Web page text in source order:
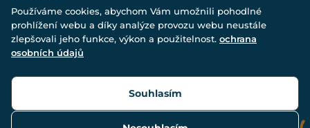
© Všechna práva vyhrazena. www.drakkaria.cz 2007-2026.
Používáme cookies, abychom Vám umožnili pohodlné
prohlížení webu a díky analýze provozu webu neustále
zlepšovali jeho funkce, výkon a použitelnost. ochrana
osobních údajů
Souhlasím